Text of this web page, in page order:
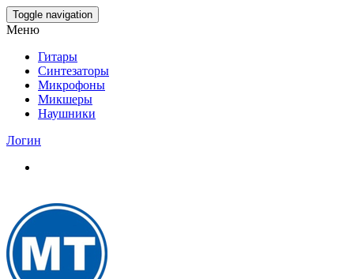
Skip
to
content
Toggle navigation
Меню
Гитары
Синтезаторы
Микрофоны
Микшеры
Наушники
Логин